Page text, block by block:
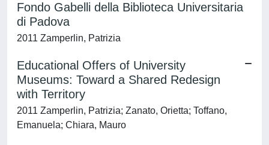
Fondo Gabelli della Biblioteca Universitaria
di Padova
2011 Zamperlin, Patrizia
Educational Offers of University
Museums: Toward a Shared Redesign
with Territory
2011 Zamperlin, Patrizia; Zanato, Orietta; Toffano,
Emanuela; Chiara, Mauro